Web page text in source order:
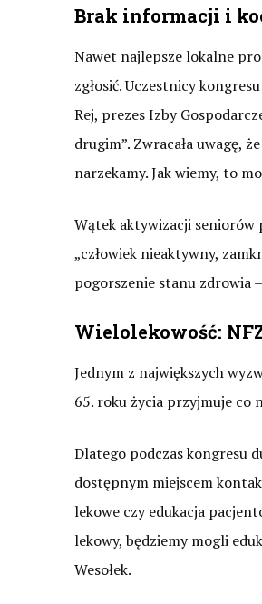
Brak informacji i
Nawet najlepsze lokalne
zgłosić. Uczestnicy
Rej, prezes Izby
drugim”. Zwracała uwagę,
narzekamy. Jak wiemy, to
Wątek aktywizacji seniorów
„człowiek nieaktywny,
pogorszenie stanu zdrowia
Wielolekowość:
Jednym z największych
65. roku życia przyjmuje co
Dlatego podczas kongresu
dostępnym miejscem
lekowe czy edukacja
lekowy, będziemy mogli
Wesołek.